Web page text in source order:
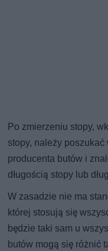
Po zmierzeniu stopy,
stopy, należy
producenta butów i
długością stopy lub
W zasadzie nie ma
której stosują się
będzie taki sam u
butów mogą się różnić